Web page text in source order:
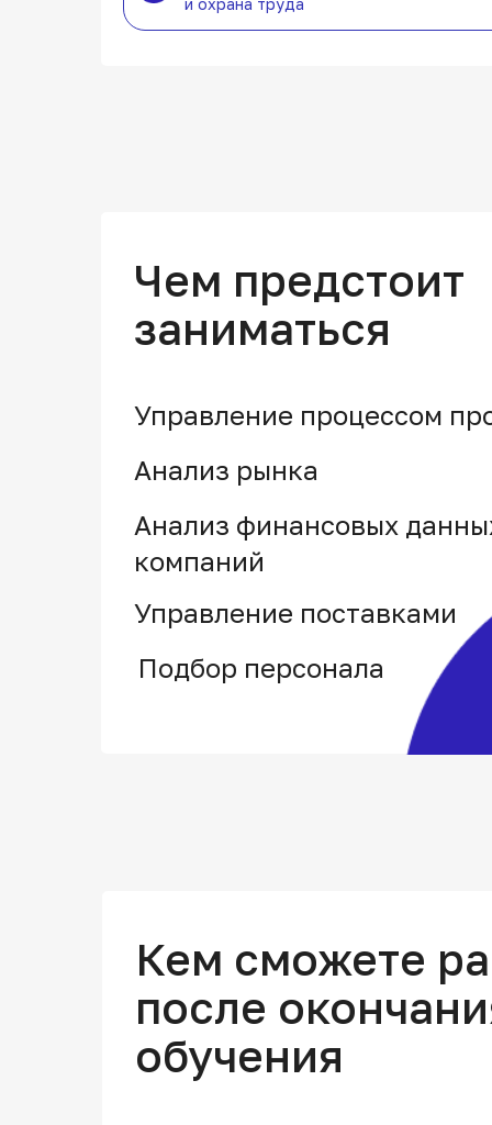
и охрана труда
Чем предстоит
заниматься
Управление процессом
Анализ рынка
Анализ финансовых
компаний
Управление поставками
Подбор персонала
Кем сможете
после
обучения